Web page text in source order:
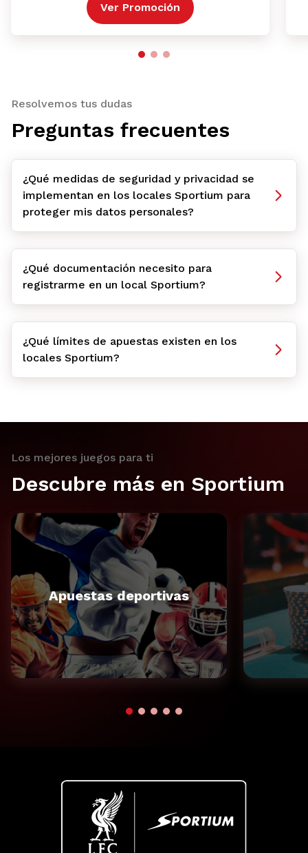
Ver Promoción
Resolvemos tus dudas
Preguntas frecuentes
¿Qué medidas de seguridad y privacidad se
implementan en los locales Sportium para
proteger mis datos personales?
¿Qué documentación necesito para
registrarme en un local Sportium?
¿Qué límites de apuestas existen en los
locales Sportium?
Los mejores juegos para ti
Descubre más en Sportium
Apuestas deportivas